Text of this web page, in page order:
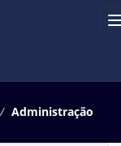
Administração